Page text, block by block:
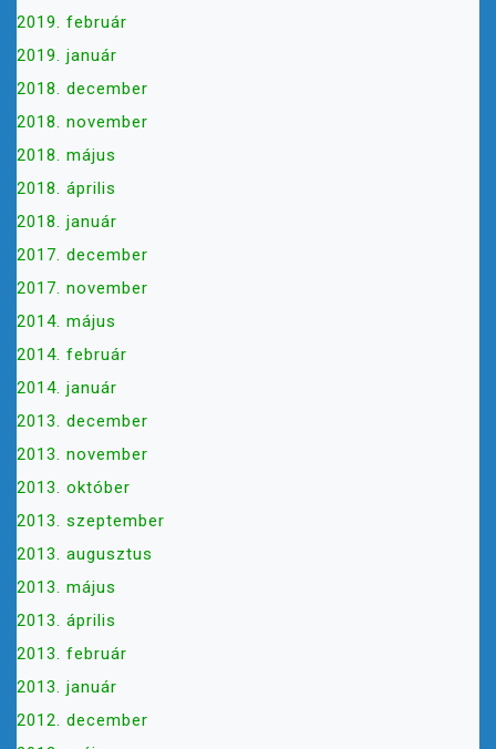
2019. február
2019. január
2018. december
2018. november
2018. május
2018. április
2018. január
2017. december
2017. november
2014. május
2014. február
2014. január
2013. december
2013. november
2013. október
2013. szeptember
2013. augusztus
2013. május
2013. április
2013. február
2013. január
2012. december